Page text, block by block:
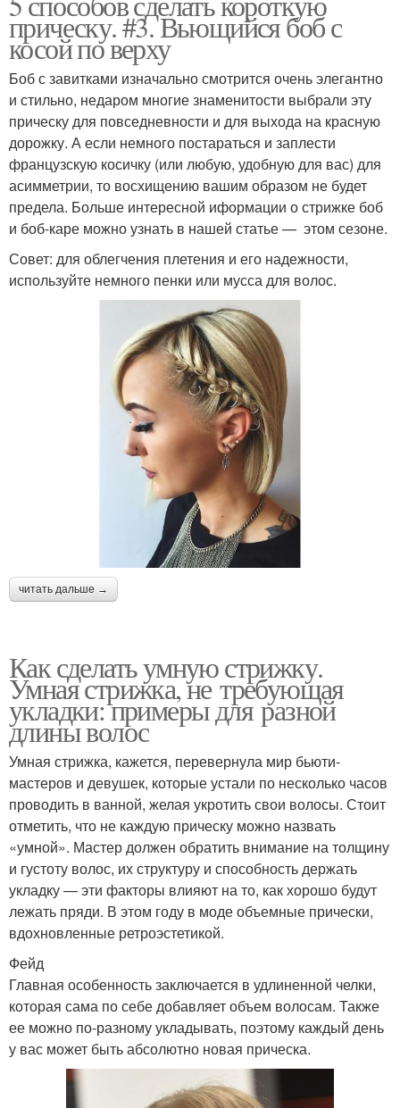
прическу. #3. Вьющийся боб с
косой по верху
Боб с завитками изначально смотрится очень элегантно
и стильно, недаром многие знаменитости выбрали эту
прическу для повседневности и для выхода на красную
дорожку. А если немного постараться и заплести
французскую косичку (или любую, удобную для вас) для
асимметрии, то восхищению вашим образом не будет
предела. Больше интересной иформации о стрижке боб
и боб-каре можно узнать в нашей статье — этом сезоне.
Совет: для облегчения плетения и его надежности,
используйте немного пенки или мусса для волос.
читать дальше →
Как сделать умную стрижку.
Умная стрижка, не требующая
укладки: примеры для разной
длины волос
Умная стрижка, кажется, перевернула мир бьюти-
мастеров и девушек, которые устали по несколько часов
проводить в ванной, желая укротить свои волосы. Стоит
отметить, что не каждую прическу можно назвать
«умной». Мастер должен обратить внимание на толщину
и густоту волос, их структуру и способность держать
укладку — эти факторы влияют на то, как хорошо будут
лежать пряди. В этом году в моде объемные прически,
вдохновленные ретроэстетикой.
Фейд
Главная особенность заключается в удлиненной челки,
которая сама по себе добавляет объем волосам. Также
ее можно по-разному укладывать, поэтому каждый день
у вас может быть абсолютно новая прическа.